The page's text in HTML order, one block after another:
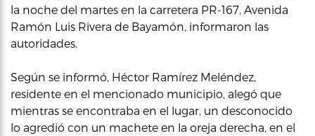
la noche del martes en la carretera PR-167, Avenida
Ramón Luis Rivera de Bayamón, informaron las
autoridades.
Según se informó, Héctor Ramírez Meléndez,
residente en el mencionado municipio, alegó que
mientras se encontraba en el lugar, un desconocido
lo agredió con un machete en la oreja derecha, en el